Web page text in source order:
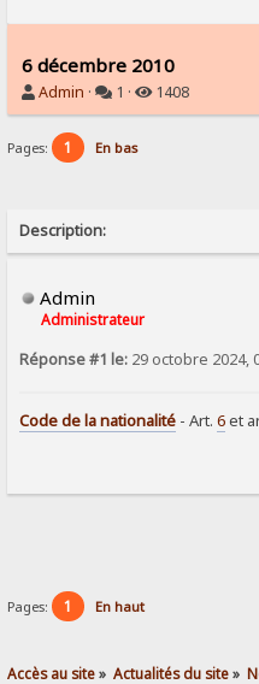
6 décembre 2010
Admin · 1 · 1408
Pages: 1 En bas
Description:
Admin
Administrateur
Réponse #1 le: 29 octobre 2024,
Code de la nationalité - Art.6et
Pages: 1 En haut
Accès au site» Actualités du site»